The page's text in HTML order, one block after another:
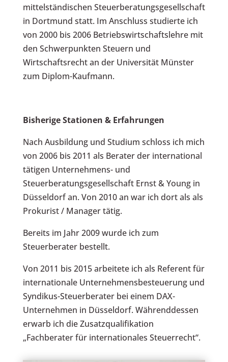
mittelständischen Steuerberatungsgesellschaft
in Dortmund statt. Im Anschluss studierte ich
von 2000 bis 2006 Betriebswirtschaftslehre mit
den Schwerpunkten Steuern und
Wirtschaftsrecht an der Universität Münster
zum Diplom-Kaufmann.
Bisherige Stationen & Erfahrungen
Nach Ausbildung und Studium schloss ich mich
von 2006 bis 2011 als Berater der international
tätigen Unternehmens- und
Steuerberatungsgesellschaft Ernst & Young in
Düsseldorf an. Von 2010 an war ich dort als als
Prokurist / Manager tätig.
Bereits im Jahr 2009 wurde ich zum
Steuerberater bestellt.
Von 2011 bis 2015 arbeitete ich als Referent für
internationale Unternehmensbesteuerung und
Syndikus-Steuerberater bei einem DAX-
Unternehmen in Düsseldorf. Währenddessen
erwarb ich die Zusatzqualifikation
„Fachberater für internationales Steuerrecht“.